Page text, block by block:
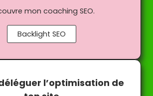
mon coaching SEO.
Backlight SEO
l’optimisation de